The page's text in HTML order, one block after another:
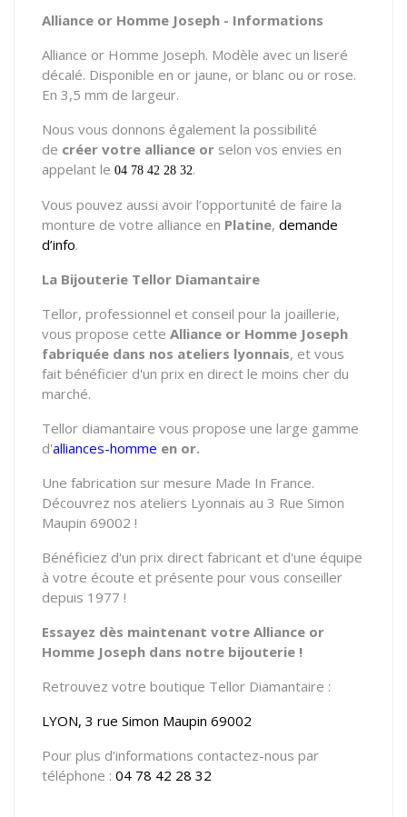
Alliance or Homme Joseph - Informations
Alliance or Homme Joseph. Modèle avec un liseré
décalé. Disponible en or jaune, or blanc ou or rose.
En 3,5 mm de largeur.
Nous vous donnons également la possibilité
de créer votre alliance or selon vos envies en
appelant le 04 78 42 28 32.
Vous pouvez aussi avoir l’opportunité de faire la
monture de votre alliance en Platine, demande
d’info.
La Bijouterie Tellor Diamantaire
Tellor, professionnel et conseil pour la joaillerie,
vous propose cette Alliance or Homme Joseph
fabriquée dans nos ateliers lyonnais, et vous
fait bénéficier d'un prix en direct le moins cher du
marché.
Tellor diamantaire vous propose une large gamme
d'alliances-homme en or.
Une fabrication sur mesure Made In France.
Découvrez nos ateliers Lyonnais au 3 Rue Simon
Maupin 69002 !
Bénéficiez d'un prix direct fabricant et d'une équipe
à votre écoute et présente pour vous conseiller
depuis 1977 !
Essayez dès maintenant votre Alliance or
Homme Joseph dans notre bijouterie !
Retrouvez votre boutique Tellor Diamantaire :
LYON, 3 rue Simon Maupin 69002
Pour plus d’informations contactez-nous par
téléphone : 04 78 42 28 32